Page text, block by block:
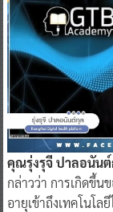
คุณรุ่งรุจี ปาลอนัน
กล่าวว่า การเกิดขึ้น
อายุเข้าถึงเทคโนโ